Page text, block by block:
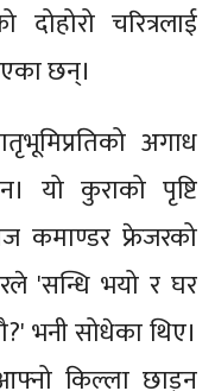
चरित्रलाई
छन्।
अगाध
यो कुराको पृष्टि
कमाण्डर फ्रेजरको
'सन्धि भयो र घर
भनी सोधेका थिए।
किल्ला छाड्न